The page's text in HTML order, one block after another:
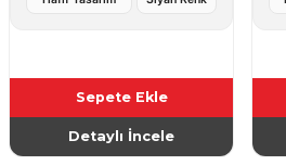
Sepete Ekle
Detaylı İncele